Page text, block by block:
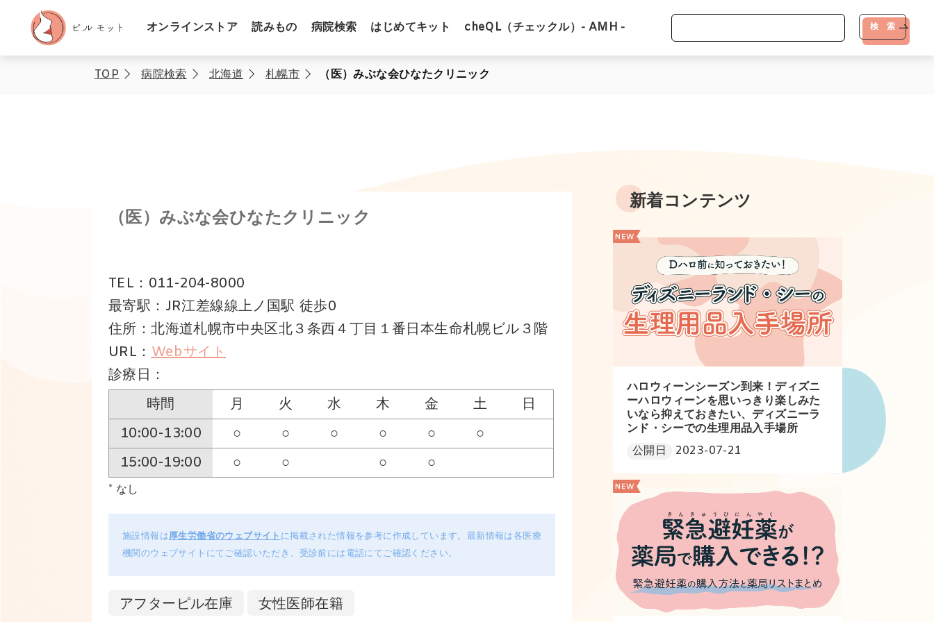
オンラインストア 読みもの 病院検索 はじめてキット cheQL（チェックル）- AMH - 検 索
TOP 病院検索 北海道 札幌市 （医）みぶな会ひなたクリニック
（医）みぶな会ひなたクリニック
TEL：011-204-8000
最寄駅：JR江差線線上ノ国駅 徒歩0
住所：北海道札幌市中央区北３条西４丁目１番日本生命札幌ビル３階
URL：Webサイト
診療日：
時間
月 火 水 木 金 土
日
10:00-13:00
○ ○ ○ ○ ○
○
15:00-19:00
○ ○ ○ ○
* なし
施設情報は厚生労働省のウェブサイト に掲載された情報を参考に作成しています。最新情報は各医療
機関のウェブサイトにてご確認いただき、受診前には電話にてご確認ください。
アフターピル在庫 女性医師在籍
新着コンテンツ
ハロウィーンシーズン到来！ディズニ
ーハロウィーンを思いっきり楽しみた
いなら抑えておきたい、ディズニーラ
ンド・シーでの生理用品入手場所
公開日
2023-07-21